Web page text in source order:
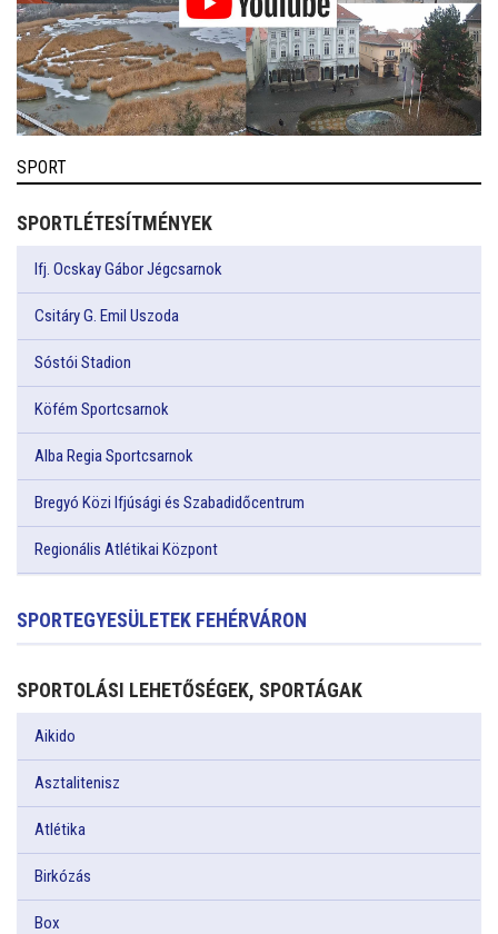
SPORT
SPORTLÉTESÍTMÉNYEK
Ifj. Ocskay Gábor Jégcsarnok
Csitáry G. Emil Uszoda
Sóstói Stadion
Köfém Sportcsarnok
Alba Regia Sportcsarnok
Bregyó Közi Ifjúsági és Szabadidőcentrum
Regionális Atlétikai Központ
SPORTEGYESÜLETEK FEHÉRVÁRON
SPORTOLÁSI LEHETŐSÉGEK, SPORTÁGAK
Aikido
Asztalitenisz
Atlétika
Birkózás
Box